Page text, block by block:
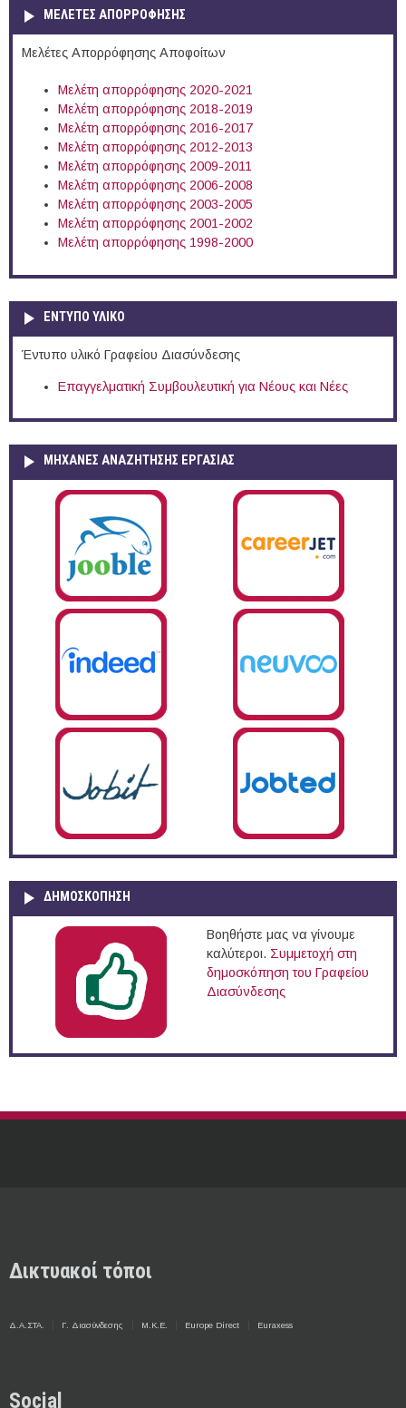
ΜΕΛΕΤΕΣ ΑΠΟΡΡΟΦΗΣΗΣ
Μελέτες Απορρόφησης Αποφοίτων
Μελέτη απορρόφησης 2020-2021
Μελέτη απορρόφησης 2018-2019
Μελέτη απορρόφησης 2016-2017
Μελέτη απορρόφησης 2012-2013
Μελέτη απορρόφησης 2009-2011
Μελέτη απορρόφησης 2006-2008
Μελέτη απορρόφησης 2003-2005
Μελέτη απορρόφησης 2001-2002
Μελέτη απορρόφησης 1998-2000
ΕΝΤΥΠΟ ΥΛΙΚΟ
Έντυπο υλικό Γραφείου Διασύνδεσης
Επαγγελματική Συμβουλευτική για Νέους και Νέες
ΜΗΧΑΝΕΣ ΑΝΑΖΗΤΗΣΗΣ ΕΡΓΑΣΙΑΣ
ΔΗΜΟΣΚΌΠΗΣΗ
Βοηθήστε μας να γίνουμε
καλύτεροι. Συμμετοχή στη
δημοσκόπηση του Γραφείου
Διασύνδεσης
Δικτυακοί τόποι
Δ.Α.ΣΤΑ. Γ. Διασύνδεσης Μ.Κ.Ε. Europe Direct Euraxess
Social